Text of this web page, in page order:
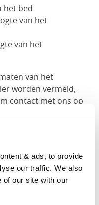
& ads, to provide
our traffic. We also
of our site with our
het bed
van het
van het
van het
worden vermeld,
contact met ons op
is donker kersen of